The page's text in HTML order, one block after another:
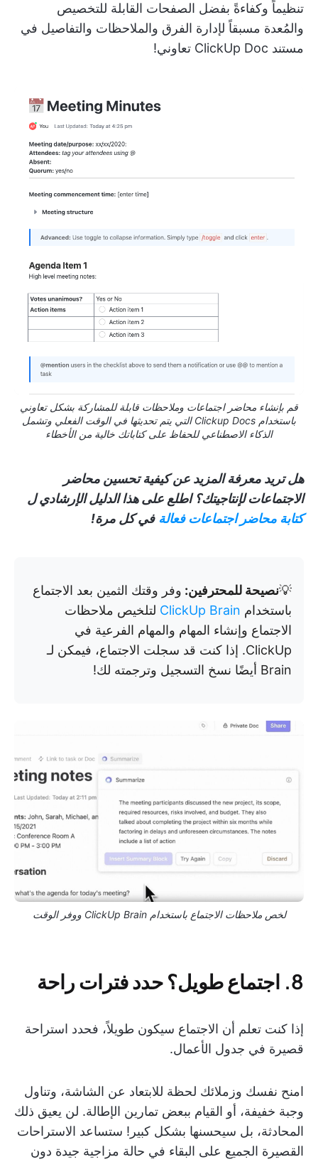
تنظيماً وكفاءةً بفضل الصفحات القابلة للتخصيص
والمُعدة مسبقاً لإدارة الفرق والملاحظات والتفاصيل في
مستند ClickUp Doc تعاوني!
قم بإنشاء محاضر اجتماعات وملاحظات قابلة للمشاركة بشكل تعاوني
باستخدام Clickup Docs التي يتم تحديثها في الوقت الفعلي وتشمل
الذكاء الاصطناعي للحفاظ على كتاباتك خالية من الأخطاء
هل تريد معرفة المزيد عن كيفية تحسين محاضر
الاجتماعات لإنتاجيتك؟ اطلع على هذا الدليل الإرشادي ل
كتابة محاضر اجتماعات فعالة في كل مرة!
💡نصيحة للمحترفين: وفر وقتك الثمين بعد الاجتماع
باستخدام ClickUp Brain لتلخيص ملاحظات
الاجتماع وإنشاء المهام والمهام الفرعية في
ClickUp. إذا كنت قد سجلت الاجتماع، فيمكن لـ
Brain أيضًا نسخ التسجيل وترجمته لك!
لخص ملاحظات الاجتماع باستخدام ClickUp Brain ووفر الوقت
8. اجتماع طويل؟ حدد فترات راحة
إذا كنت تعلم أن الاجتماع سيكون طويلاً، فحدد استراحة
قصيرة في جدول الأعمال.
امنح نفسك وزملائك لحظة للابتعاد عن الشاشة، وتناول
وجبة خفيفة، أو القيام ببعض تمارين الإطالة. لن يعيق ذلك
المحادثة، بل سيحسنها بشكل كبير! ستساعد الاستراحات
القصيرة الجميع على البقاء في حالة مزاجية جيدة دون